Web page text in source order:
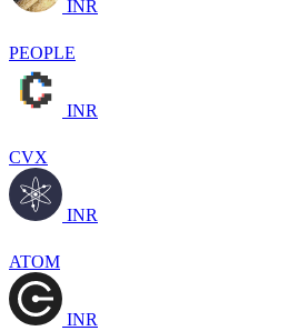
INR
PEOPLE
INR
CVX
INR
ATOM
INR